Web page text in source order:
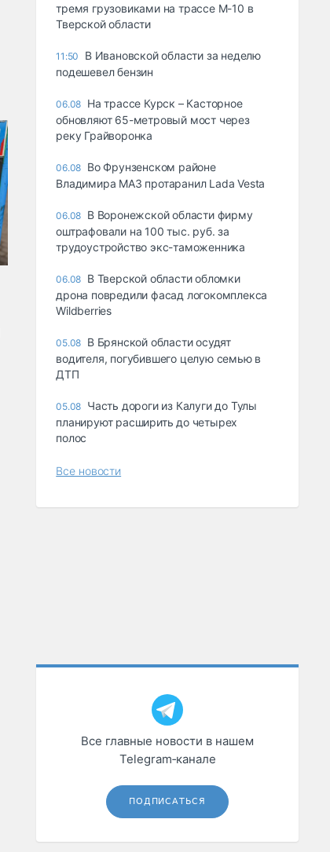
тремя грузовиками на трассе М-10 в
Тверской области
11:50
В Ивановской области за неделю
подешевел бензин
06.08 На трассе Курск – Касторное
обновляют 65-метровый мост через
реку Грайворонка
06.08 Во Фрунзенском районе
Владимира МАЗ протаранил Lada Vesta
06.08 В Воронежской области фирму
оштрафовали на 100 тыс. руб. за
трудоустройство экс-таможенника
06.08 В Тверской области обломки
дрона повредили фасад логокомплекса
Wildberries
05.08 В Брянской области осудят
водителя, погубившего целую семью в
ДТП
05.08 Часть дороги из Калуги до Тулы
планируют расширить до четырех
полос
Все новости
Все главные новости в нашем
Telegram‑канале
ПОДПИСАТЬСЯ